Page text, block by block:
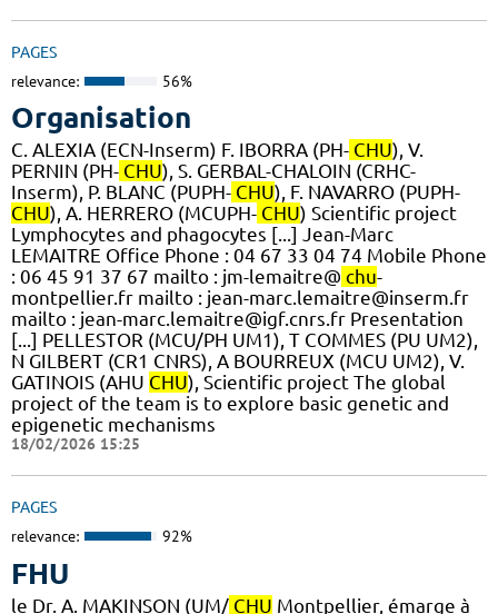
PAGES
relevance: 56%
Organisation
C. ALEXIA (ECN-Inserm) F. IBORRA (PH- CHU), V.
PERNIN (PH- CHU), S. GERBAL-CHALOIN (CRHC-
Inserm), P. BLANC (PUPH- CHU), F. NAVARRO (PUPH-
CHU), A. HERRERO (MCUPH- CHU) Scientific project
Lymphocytes and phagocytes [...] Jean-Marc
LEMAITRE Office Phone : 04 67 33 04 74 Mobile Phone
: 06 45 91 37 67 mailto : jm-lemaitre@ chu-
montpellier.fr mailto : jean-marc.lemaitre@inserm.fr
mailto : jean-marc.lemaitre@igf.cnrs.fr Presentation
[...] PELLESTOR (MCU/PH UM1), T COMMES (PU UM2),
N GILBERT (CR1 CNRS), A BOURREUX (MCU UM2), V.
GATINOIS (AHU CHU), Scientific project The global
project of the team is to explore basic genetic and
epigenetic mechanisms
18/02/2026 15:25
PAGES
relevance: 92%
FHU
le Dr. A. MAKINSON (UM/ CHU Montpellier, émarge à